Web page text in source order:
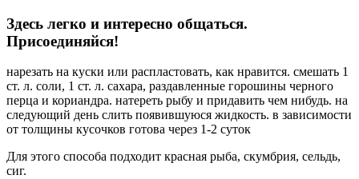
Здесь легко и интересно общаться.
Присоединяйся!
нарезать на куски или распластовать, как нравится. смешать 1
ст. л. соли, 1 ст. л. сахара, раздавленные горошины черного
перца и кориандра. натереть рыбу и придавить чем нибудь. на
следующий день слить появившуюся жидкость. в зависимости
от толщины кусочков готова через 1-2 суток
Для этого способа подходит красная рыба, скумбрия, сельдь,
сиг.